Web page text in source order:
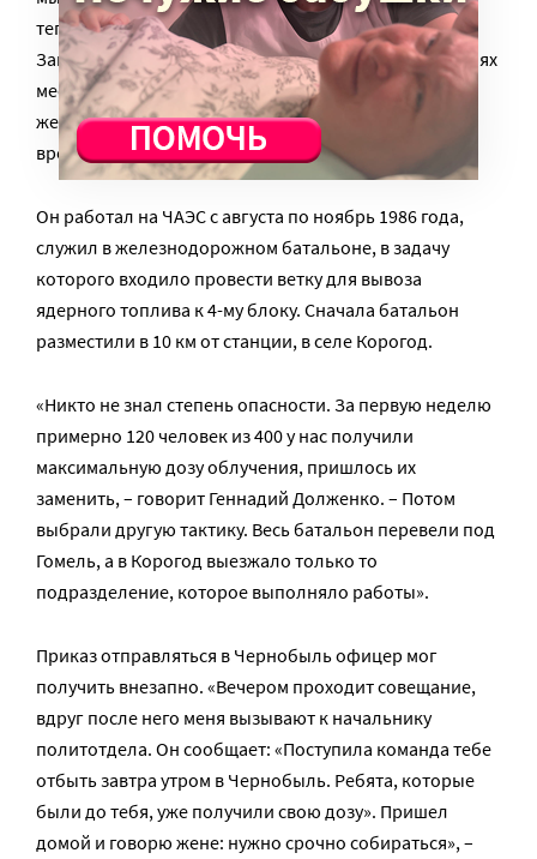
теплушки и платформы с подгруженной техникой.
Запомнилось, как нас провожали глазами на станциях
местные жители, особенно старики и пожилые
женщины. Наверное, им это напоминало эшелоны
времен войны», – вспоминает
Геннадий Долженко
Он работал на ЧАЭС с августа по ноябрь 1986 года,
служил в железнодорожном батальоне, в задачу
которого входило провести ветку для вывоза
ядерного топлива к 4-му блоку. Сначала батальон
разместили в 10 км от станции, в селе Корогод.
«Никто не знал степень опасности. За первую неделю
примерно 120 человек из 400 у нас получили
максимальную дозу облучения, пришлось их
заменить, – говорит Геннадий Долженко. – Потом
выбрали другую тактику. Весь батальон перевели под
Гомель, а в Корогод выезжало только то
подразделение, которое выполняло работы».
Приказ отправляться в Чернобыль офицер мог
получить внезапно. «Вечером проходит совещание,
вдруг после него меня вызывают к начальнику
политотдела. Он сообщает: «Поступила команда тебе
отбыть завтра утром в Чернобыль. Ребята, которые
были до тебя, уже получили свою дозу». Пришел
домой и говорю жене: нужно срочно собираться», –